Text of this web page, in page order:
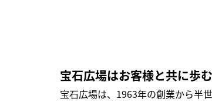
宝石広場はお客様と共に歩
宝石広場は、1963年の創業から半